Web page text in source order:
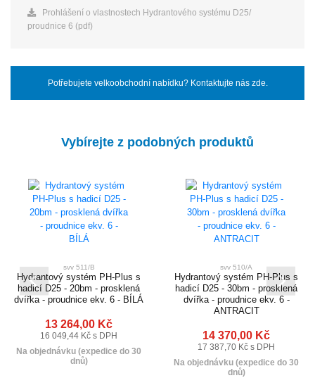
Prohlášení o vlastnostech Hydrantového systému D25/
proudnice 6 (pdf)
Potřebujete velkoobchodní nabídku? Kontaktujte nás zde.
Vybírejte z podobných produktů
svv 511/B
Hydrantový systém PH-Plus s
hadicí D25 - 20bm - prosklená
dvířka - proudnice ekv. 6 - BÍLÁ
13 264,00 Kč
16 049,44 Kč s DPH
Na objednávku (expedice do 30
dnů)
svv 510/A
Hydrantový systém PH-Plus s
hadicí D25 - 30bm - prosklená
dvířka - proudnice ekv. 6 -
ANTRACIT
14 370,00 Kč
17 387,70 Kč s DPH
Na objednávku (expedice do 30
dnů)